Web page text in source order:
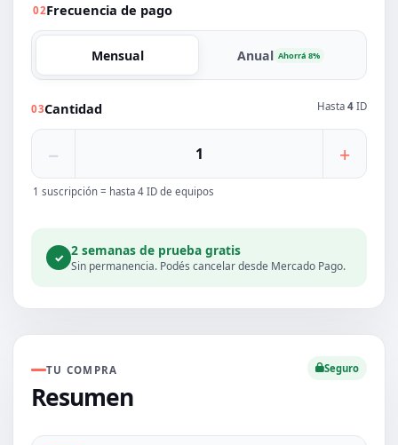
02Frecuencia de pago
Mensual Anual Ahorrá 8%
03Cantidad Hasta 4 ID
− +
1 suscripción = hasta 4 ID de equipos
✓ 2 semanas de prueba gratis
Sin permanencia. Podés cancelar desde Mercado Pago.
TU COMPRA
Resumen
Seguro